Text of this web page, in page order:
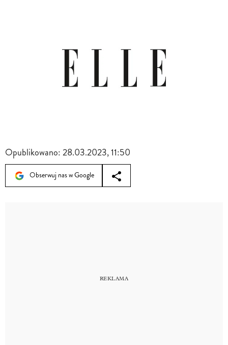
Opublikowano:28.03.2023, 11:50
Obserwuj nas w Google